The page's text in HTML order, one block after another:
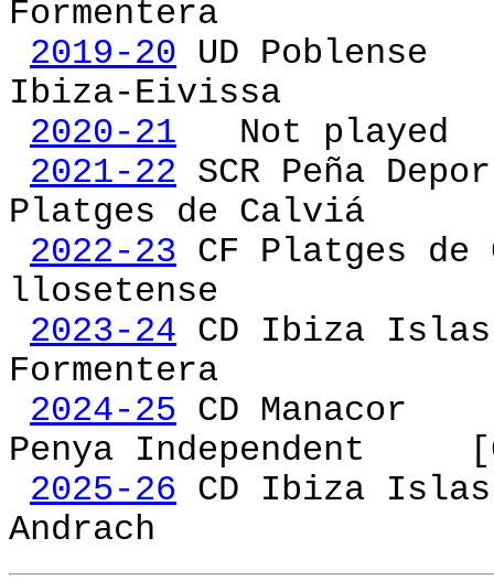
Formentera
2019-20 UD
Ibiza-Eivissa
2020-21 Not played
2021-22 SCR
Platges de Calviá
2022-23 CF
llosetense
2023-24 CD Ibiza
Formentera
2024-25 CD
Penya Independent
2025-26 CD Ibiza
Andrach